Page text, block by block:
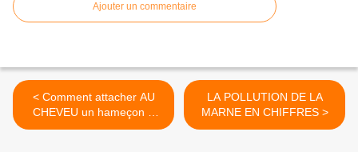
Ajouter un commentaire
< Comment attacher AU
CHEVEU un hameçon à
boucle.
LA POLLUTION DE LA
MARNE EN CHIFFRES >